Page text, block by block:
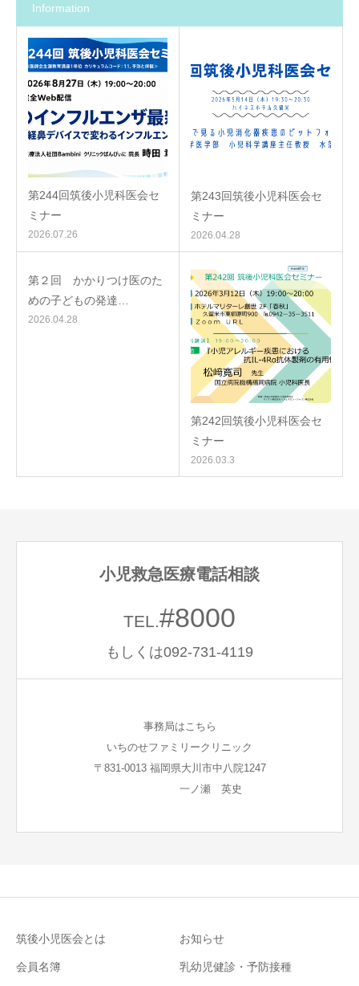
Information
第244回筑後小児科医会セ
ミナー
2026.07.26
第243回筑後小児科医会セ
ミナー
2026.04.28
第２回 かかりつけ医のた
めの子どもの発達…
2026.04.28
第242回筑後小児科医会セ
ミナー
2026.03.3
小児救急医療電話相談
TEL. #8000
もしくは092-731-4119
事務局はこちら
いちのせファミリークリニック
〒831-0013 福岡県大川市中八院1247
一ノ瀬 英史
筑後小児医会とは お知らせ
会員名簿 乳幼児健診・予防接種